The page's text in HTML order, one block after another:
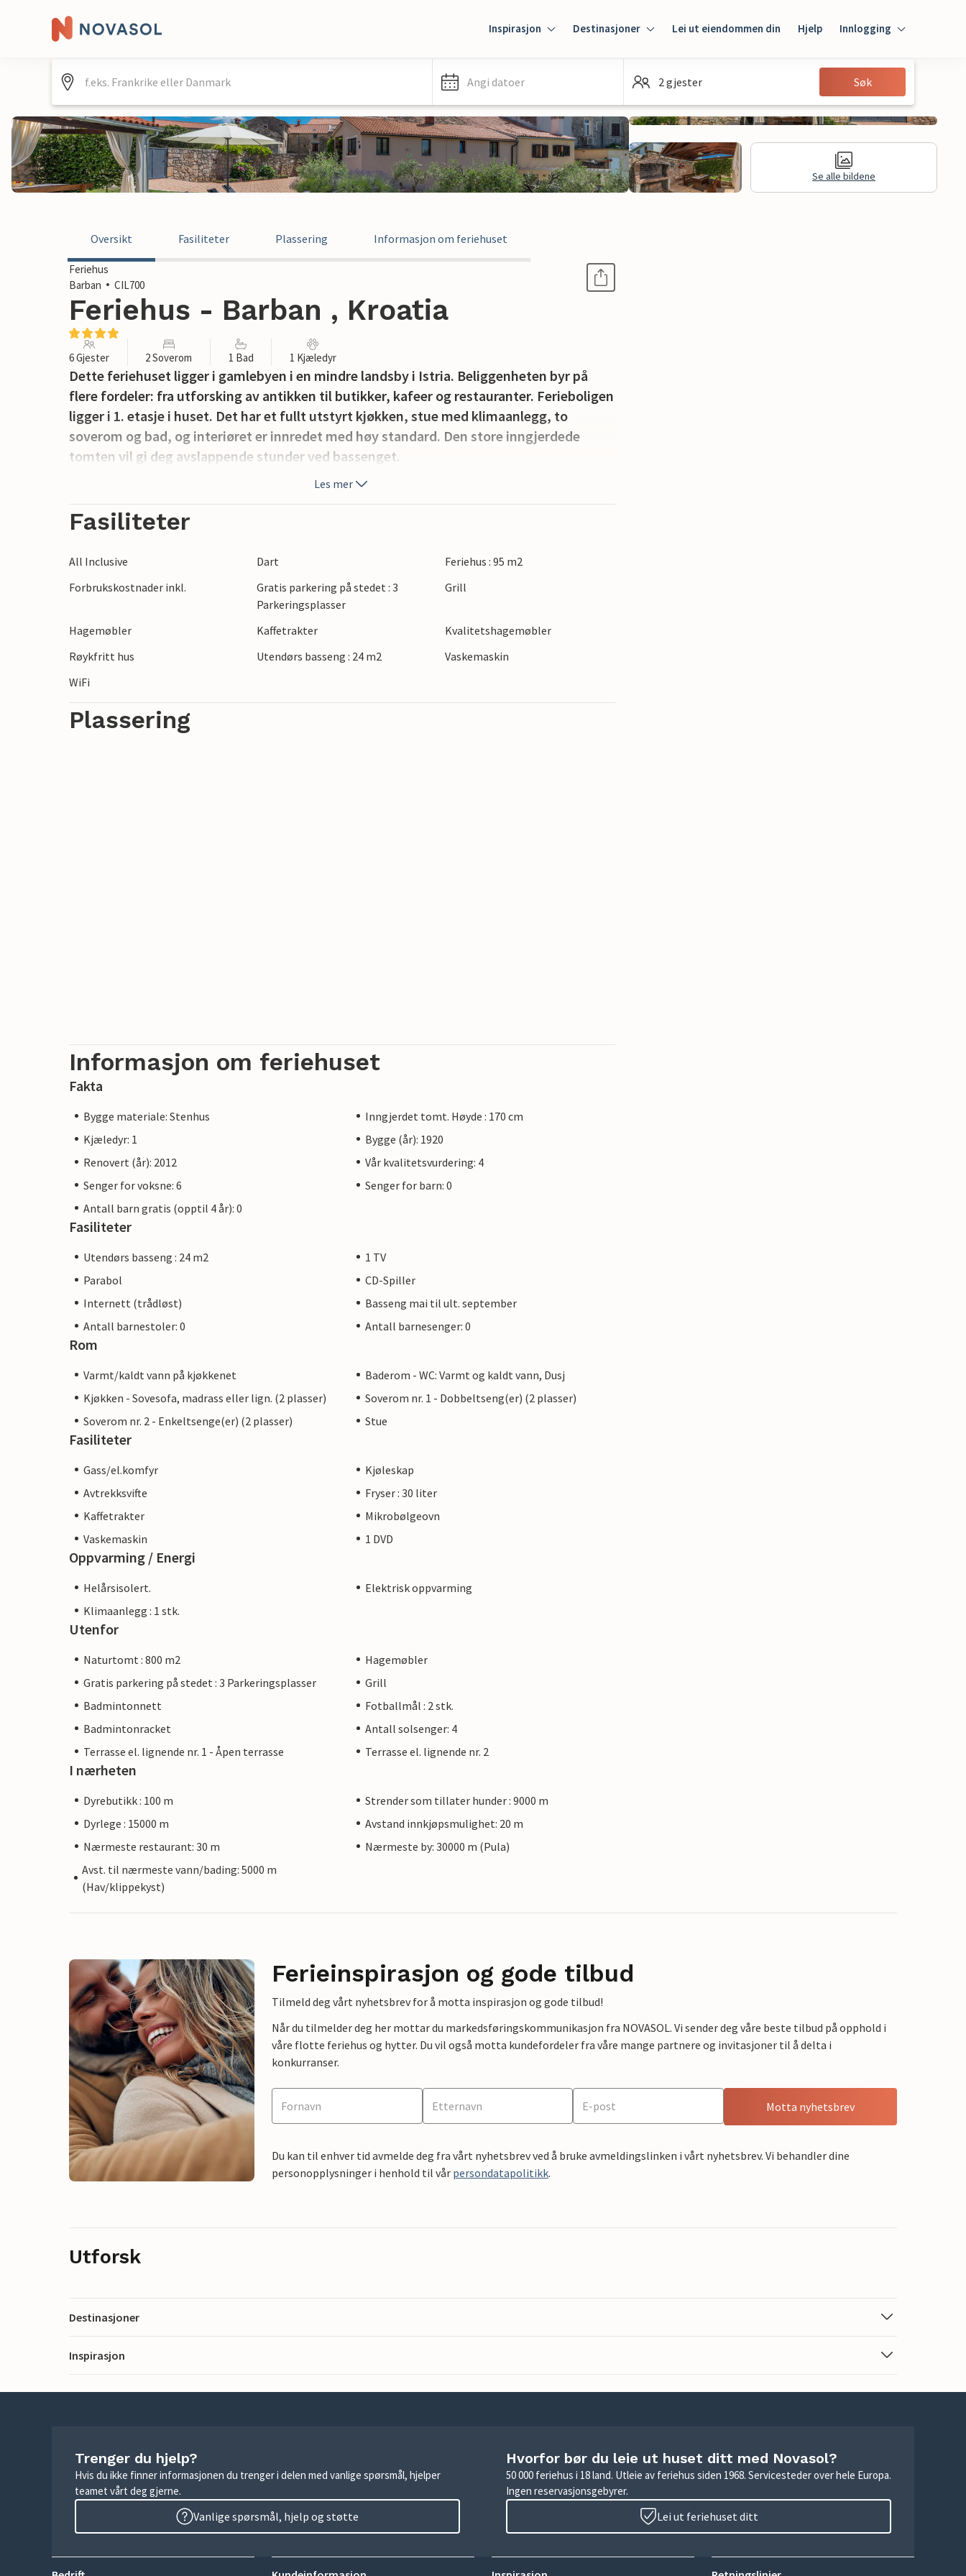
Inspirasjon Destinasjoner Lei ut eiendommen din Hjelp Innlogging
Innlogging
Gjest
Angi datoer 2 gjester Søk
Se alle bildene
Oversikt Fasiliteter Plassering Informasjon om feriehuset
Feriehus
Barban
CIL700
Feriehus - Barban , Kroatia
6 Gjester 2 Soverom 1 Bad 1 Kjæledyr
Dette feriehuset ligger i gamlebyen i en mindre landsby i Istria. Beliggenheten byr på
flere fordeler: fra utforsking av antikken til butikker, kafeer og restauranter. Ferieboligen
ligger i 1. etasje i huset. Det har et fullt utstyrt kjøkken, stue med klimaanlegg, to
soverom og bad, og interiøret er innredet med høy standard. Den store inngjerdede
tomten vil gi deg avslappende stunder ved bassenget.
Les mer
Fasiliteter
All Inclusive Dart
Feriehus : 95 m2
Forbrukskostnader inkl.
Gratis parkering på stedet : 3
Parkeringsplasser
Grill
Hagemøbler Kaffetrakter
Kvalitetshagemøbler
Røykfritt hus
Utendørs basseng : 24 m2
Vaskemaskin
WiFi
Plassering
Informasjon om feriehuset
Fakta
Bygge materiale: Stenhus
Inngjerdet tomt. Høyde : 170 cm
Kjæledyr: 1
Bygge (år): 1920
Renovert (år): 2012
Vår kvalitetsvurdering: 4
Senger for voksne: 6
Senger for barn: 0
Antall barn gratis (opptil 4 år): 0
Fasiliteter
Utendørs basseng : 24 m2
1 TV
Parabol
CD-Spiller
Internett (trådløst)
Basseng mai til ult. september
Antall barnestoler: 0
Antall barnesenger: 0
Rom
Varmt/kaldt vann på kjøkkenet
Baderom - WC: Varmt og kaldt vann, Dusj
Kjøkken - Sovesofa, madrass eller lign. (2 plasser)
Soverom nr. 1 - Dobbeltseng(er) (2 plasser)
Soverom nr. 2 - Enkeltsenge(er) (2 plasser)
Stue
Fasiliteter
Gass/el.komfyr
Kjøleskap
Avtrekksvifte
Fryser : 30 liter
Kaffetrakter
Mikrobølgeovn
Vaskemaskin
1 DVD
Oppvarming / Energi
Helårsisolert.
Elektrisk oppvarming
Klimaanlegg : 1 stk.
Utenfor
Naturtomt : 800 m2
Hagemøbler
Gratis parkering på stedet : 3 Parkeringsplasser
Grill
Badmintonnett
Fotballmål : 2 stk.
Badmintonracket
Antall solsenger: 4
Terrasse el. lignende nr. 1 - Åpen terrasse
Terrasse el. lignende nr. 2
I nærheten
Dyrebutikk : 100 m
Strender som tillater hunder : 9000 m
Dyrlege : 15000 m
Avstand innkjøpsmulighet: 20 m
Nærmeste restaurant: 30 m
Nærmeste by: 30000 m (Pula)
Avst. til nærmeste vann/bading: 5000 m
(Hav/klippekyst)
Ferieinspirasjon og gode tilbud
Tilmeld deg vårt nyhetsbrev for å motta inspirasjon og gode tilbud!
Når du tilmelder deg her mottar du markedsføringskommunikasjon fra NOVASOL. Vi sender deg våre beste tilbud på opphold i
våre flotte feriehus og hytter. Du vil også motta kundefordeler fra våre mange partnere og invitasjoner til å delta i
konkurranser.
Motta nyhetsbrev
Du kan til enhver tid avmelde deg fra vårt nyhetsbrev ved å bruke avmeldingslinken i vårt nyhetsbrev. Vi behandler dine
personopplysninger i henhold til vår persondatapolitikk.
Utforsk
Destinasjoner
Inspirasjon
Trenger du hjelp?
Hvis du ikke finner informasjonen du trenger i delen med vanlige spørsmål, hjelper
teamet vårt deg gjerne.
Vanlige spørsmål, hjelp og støtte
Hvorfor bør du leie ut huset ditt med Novasol?
50 000 feriehus i 18 land. Utleie av feriehus siden 1968. Servicesteder over hele Europa.
Ingen reservasjonsgebyrer.
Lei ut feriehuset ditt